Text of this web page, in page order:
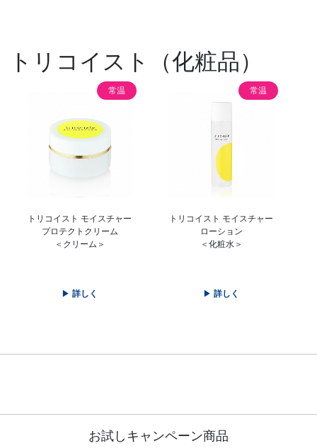
トリコイスト（化粧品）
常温
トリコイスト モイスチャー
プロテクトクリーム
＜クリーム＞
詳しく
常温
トリコイスト モイスチャー
ローション
＜化粧水＞
詳しく
お試しキャンペーン商品